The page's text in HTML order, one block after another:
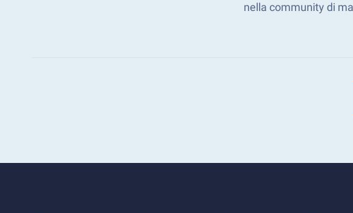
nella community di